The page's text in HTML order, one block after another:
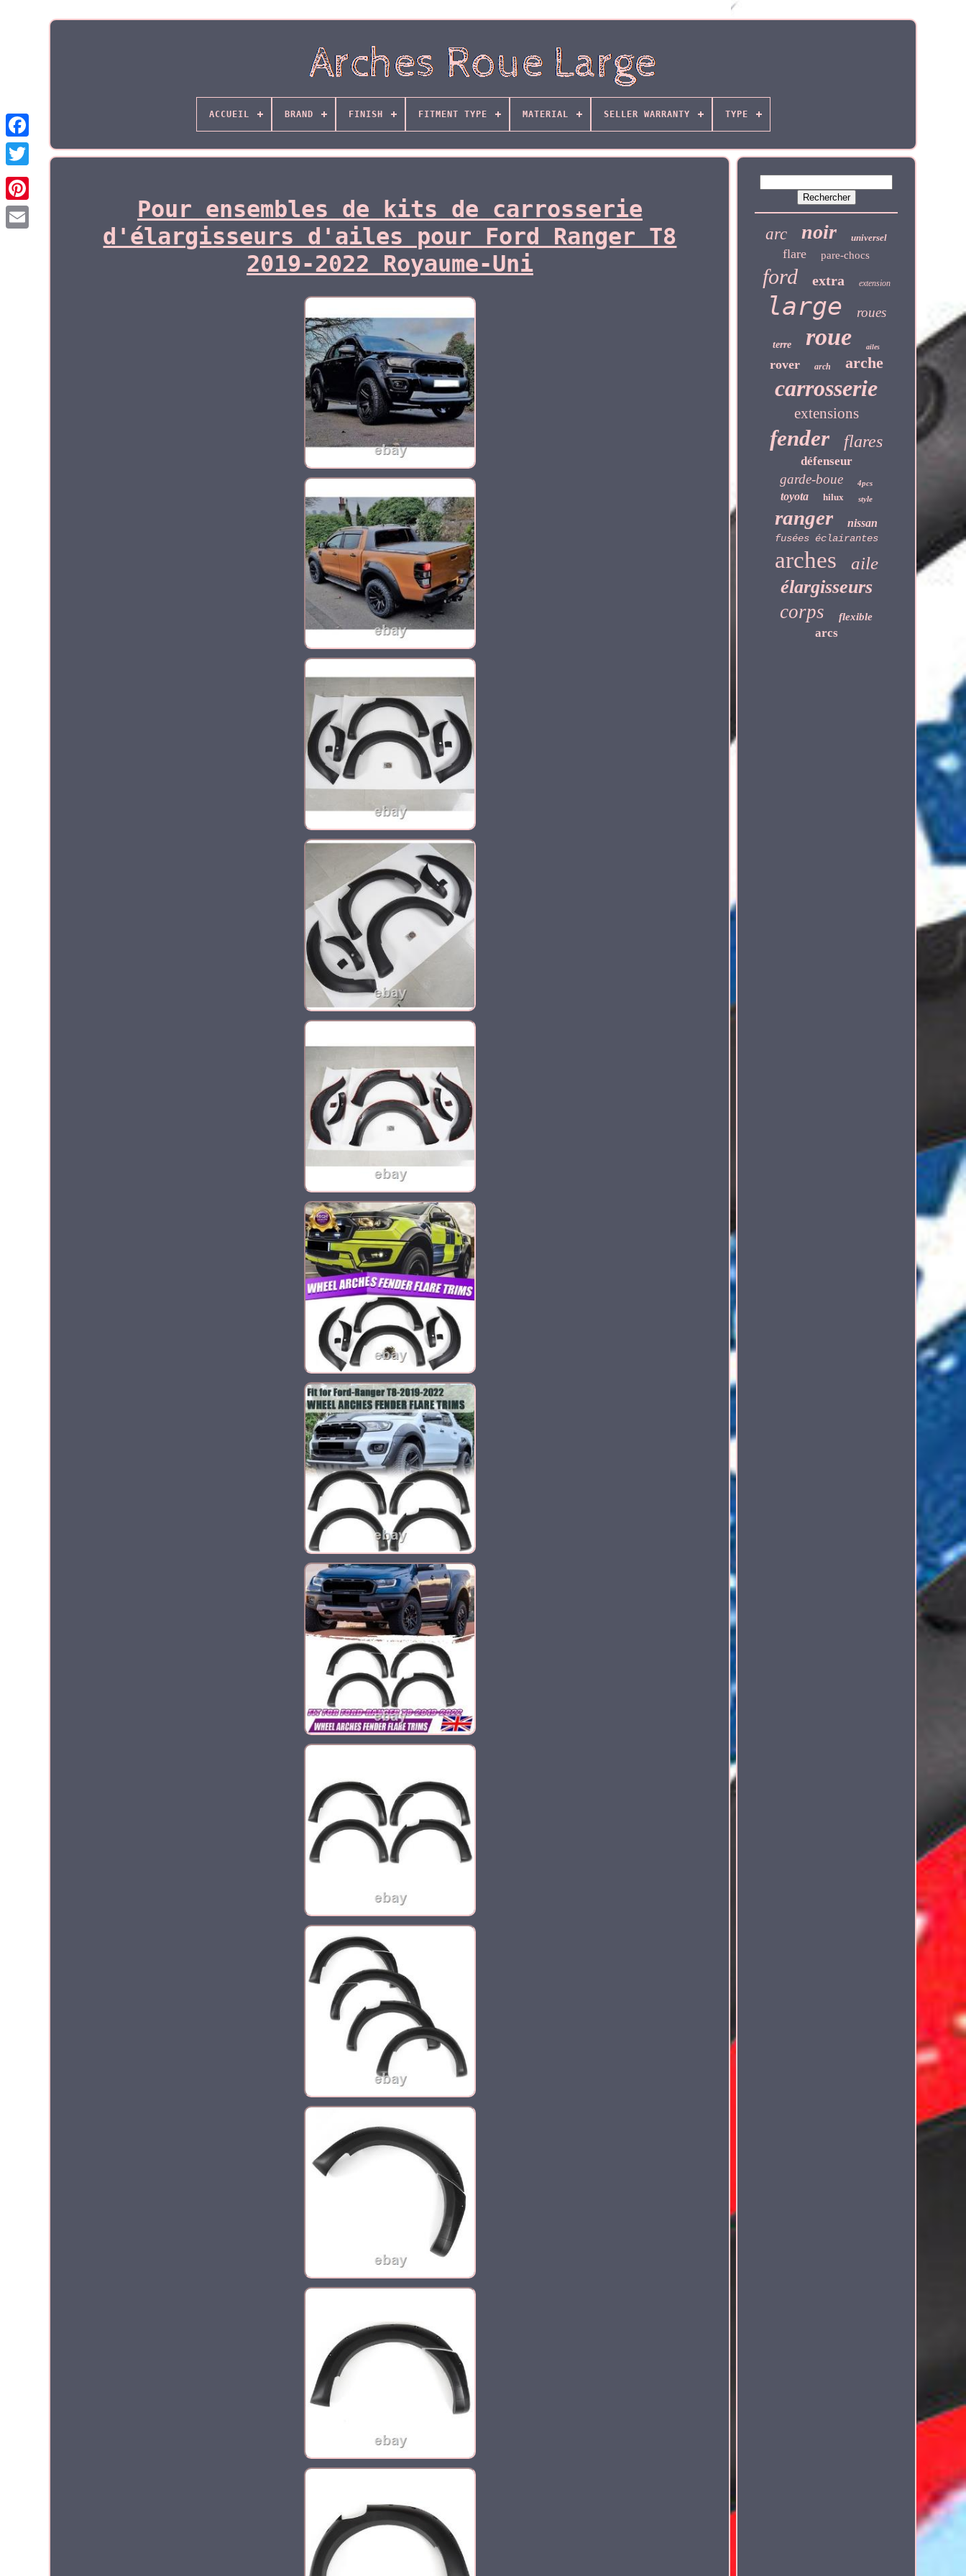
ACCUEIL BRAND FINISH FITMENT TYPE MATERIAL SELLER WARRANTY TYPE
Pour ensembles de kits de carrosserie
d'élargisseurs d'ailes pour Ford Ranger T8
2019-2022 Royaume-Uni
arc noir universel
flare pare-chocs
ford extra extension
large roues
terre roue ailes
rover arch arche
carrosserie
extensions
fender flares
défenseur
garde-boue 4pcs
toyota hilux style
ranger nissan
fusées éclairantes
arches aile
élargisseurs
corps flexible
arcs